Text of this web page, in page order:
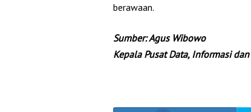
berawaan.
Sumber: Agus Wibowo
Kepala Pusat Data, Informasi